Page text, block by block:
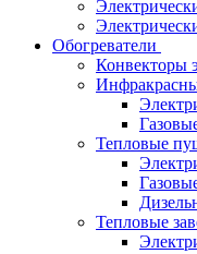
Обогреватели
Конвекторы
Тепловые
Тепловые